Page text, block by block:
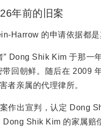
年前的旧案
Harrow 的申请依据都是
” Dong Shik Kim 于那
回朝鲜。随后在 2009
者亲属的代理律所。
作出宣判，认定 Dong
Shik Kim 的家属赔